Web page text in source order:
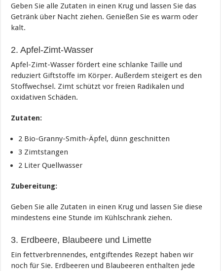
Geben Sie alle Zutaten in einen Krug und lassen Sie das
Getränk über Nacht ziehen. Genießen Sie es warm oder
kalt.
2. Apfel-Zimt-Wasser
Apfel-Zimt-Wasser fördert eine schlanke Taille und
reduziert Giftstoffe im Körper. Außerdem steigert es den
Stoffwechsel. Zimt schützt vor freien Radikalen und
oxidativen Schäden.
Zutaten:
2 Bio-Granny-Smith-Äpfel, dünn geschnitten
3 Zimtstangen
2 Liter Quellwasser
Zubereitung:
Geben Sie alle Zutaten in einen Krug und lassen Sie diese
mindestens eine Stunde im Kühlschrank ziehen.
3. Erdbeere, Blaubeere und Limette
Ein fettverbrennendes, entgiftendes Rezept haben wir
noch für Sie. Erdbeeren und Blaubeeren enthalten jede